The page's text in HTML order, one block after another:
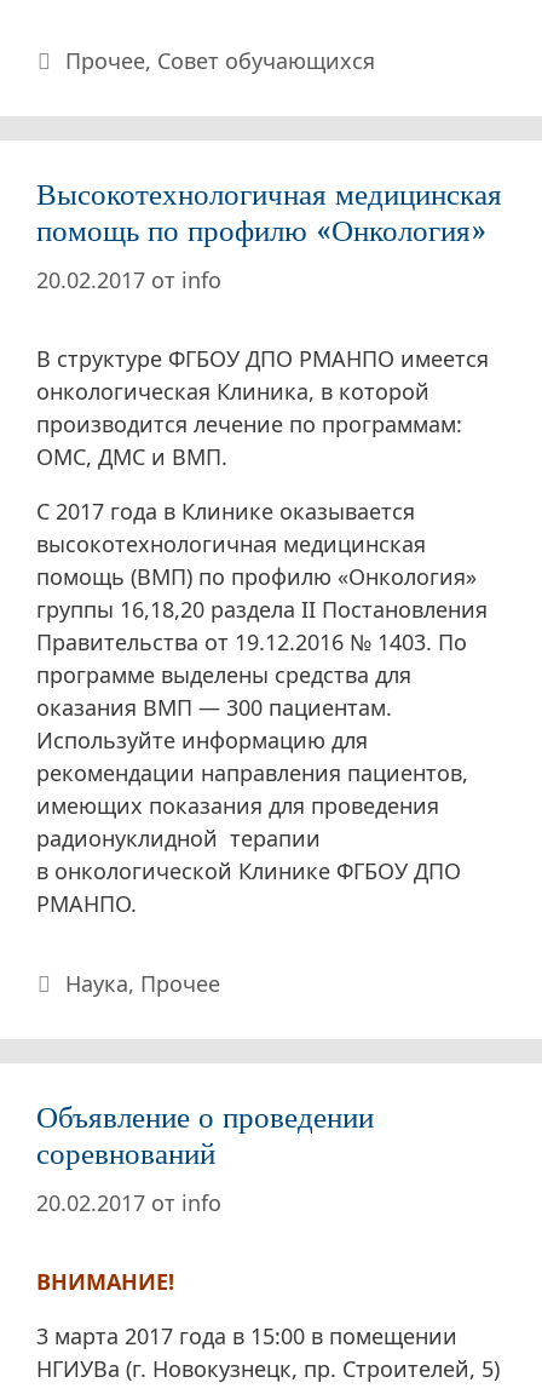
Рубрики
Прочее, Совет обучающихся
Высокотехнологичная медицинская
помощь по профилю «Онкология»
20.02.2017 от info
В структуре ФГБОУ ДПО РМАНПО имеется
онкологическая Клиника, в которой
производится лечение по программам:
ОМС, ДМС и ВМП.
С 2017 года в Клинике оказывается
высокотехнологичная медицинская
помощь (ВМП) по профилю «Онкология»
группы 16,18,20 раздела II Постановления
Правительства от 19.12.2016 № 1403. По
программе выделены средства для
оказания ВМП — 300 пациентам.
Используйте информацию для
рекомендации направления пациентов,
имеющих показания для проведения
радионуклидной терапии
в онкологической Клинике ФГБОУ ДПО
РМАНПО.
Рубрики
Наука, Прочее
Объявление о проведении
соревнований
20.02.2017 от info
ВНИМАНИЕ!
3 марта 2017 года в 15:00 в помещении
НГИУВа (г. Новокузнецк, пр. Строителей, 5)